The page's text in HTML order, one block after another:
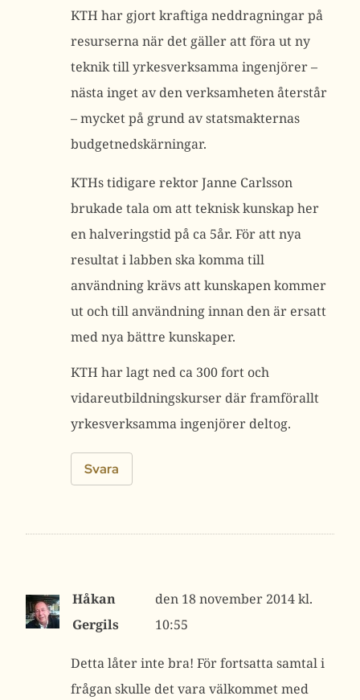
KTH har gjort kraftiga neddragningar på
resurserna när det gäller att föra ut ny
teknik till yrkesverksamma ingenjörer –
nästa inget av den verksamheten återstår
– mycket på grund av statsmakternas
budgetnedskärningar.
KTHs tidigare rektor Janne Carlsson
brukade tala om att teknisk kunskap her
en halveringstid på ca 5år. För att nya
resultat i labben ska komma till
användning krävs att kunskapen kommer
ut och till användning innan den är ersatt
med nya bättre kunskaper.
KTH har lagt ned ca 300 fort och
vidareutbildningskurser där framförallt
yrkesverksamma ingenjörer deltog.
Svara
Håkan
Gergils
18 november 2014 kl.
10:55
Detta låter inte bra! För fortsatta samtal i
frågan skulle det vara välkommet med